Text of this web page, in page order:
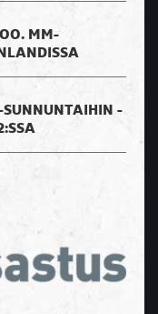
MM-
SUNNUNTAIHIN -